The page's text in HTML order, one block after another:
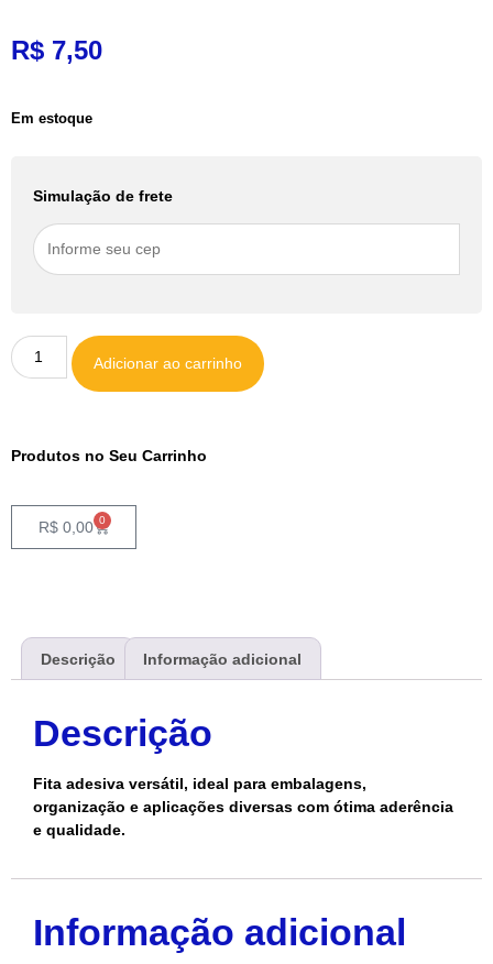
R$ 7,50
Em estoque
Simulação de frete
Adicionar ao carrinho
Produtos no Seu Carrinho
R$ 0,00 0
Descrição Informação adicional
Descrição
Fita adesiva versátil, ideal para embalagens,
organização e aplicações diversas com ótima aderência
e qualidade.
Informação adicional